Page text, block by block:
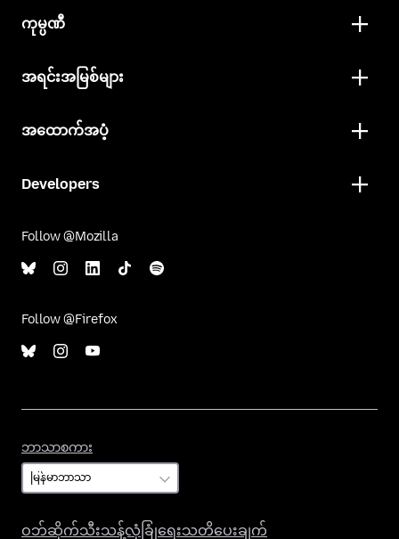
ကုမ္ပဏီ
အရင်းအမြစ်များ
အထောက်အပံ့
Developers
Follow @Mozilla
Follow @Firefox
ဘာသာစကား
ဝဘ်ဆိုက်သီးသန့်လုံခြုံရေးသတိပေးချက်